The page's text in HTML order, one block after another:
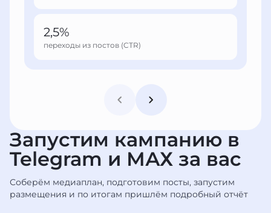
2,5%
переходы из постов (CTR)
Запустим кампанию в
Telegram и МАХ за вас
Соберём медиаплан, подготовим посты, запустим
размещения и по итогам пришлём подробный отчёт